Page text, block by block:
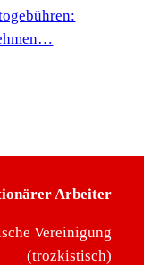
Arbeiter
Vereinigung
(trozkistisch)